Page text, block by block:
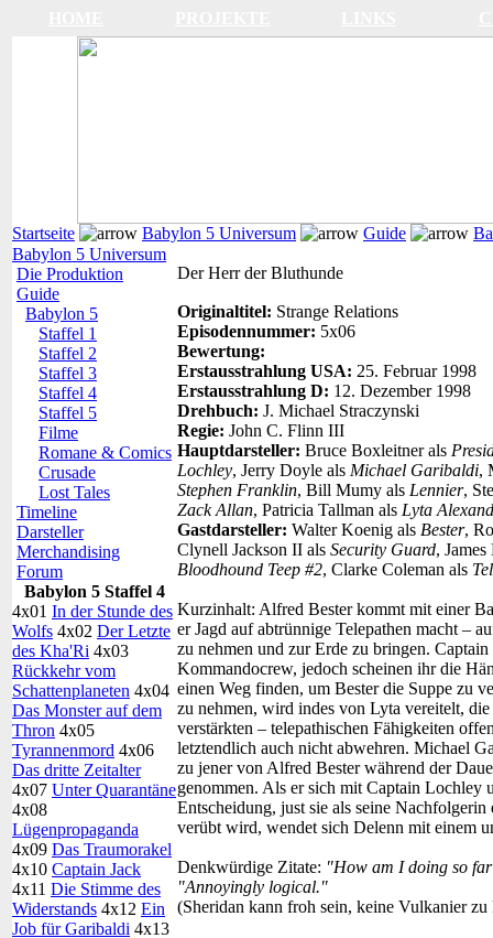
Startseite Babylon 5 Universum Guide
Babylon 5 Universum
Die Produktion
Guide
Babylon 5
Staffel 1
Staffel 2
Staffel 3
Staffel 4
Staffel 5
Filme
Romane & Comics
Crusade
Lost Tales
Timeline
Darsteller
Merchandising
Forum
Babylon 5 Staffel 4
4x01 In der Stunde des
Wolfs 4x02 Der Letzte
des Kha'Ri 4x03
Rückkehr vom
Schattenplaneten 4x04
Das Monster auf dem
Thron 4x05
Tyrannenmord 4x06
Das dritte Zeitalter
4x07 Unter Quarantäne
4x08
Lügenpropaganda
4x09 Das Traumorakel
4x10 Captain Jack
4x11 Die Stimme des
Widerstands 4x12 Ein
Job für Garibaldi 4x13
Der Herr der Bluthunde
Originaltitel: Strange Relations
Episodennummer: 5x06
Bewertung:
Erstausstrahlung USA: 25. Februar 1998
Erstausstrahlung D: 12. Dezember 1998
Drehbuch: J. Michael Straczynski
Regie: John C. Flinn III
Hauptdarsteller: Bruce Boxleitner als
Lochley, Jerry Doyle als Michael Garibaldi,
Stephen Franklin, Bill Mumy als Lennier,
Zack Allan, Patricia Tallman als Lyta
Gastdarsteller: Walter Koenig als Bester,
Clynell Jackson II als Security Guard,
Bloodhound Teep #2, Clarke Coleman als
Kurzinhalt: Alfred Bester kommt mit einer
er Jagd auf abtrünnige Telepathen macht –
zu nehmen und zur Erde zu bringen.
Kommandocrew, jedoch scheinen ihr die
einen Weg finden, um Bester die Suppe zu
zu nehmen, wird indes von Lyta vereitelt,
verstärkten – telepathischen Fähigkeiten
letztendlich auch nicht abwehren. Michael
zu jener von Alfred Bester während der
genommen. Als er sich mit Captain Lochley
Entscheidung, just sie als seine
verübt wird, wendet sich Delenn mit einem
Denkwürdige Zitate: "How am I doing so
"Annoyingly logical."
(Sheridan kann froh sein, keine Vulkanier zu